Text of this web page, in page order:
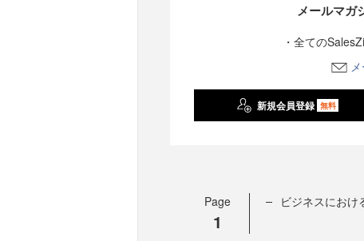
メールマガ
・全ての
新規会員登録 無料
Page
1
ビジネスにおけ